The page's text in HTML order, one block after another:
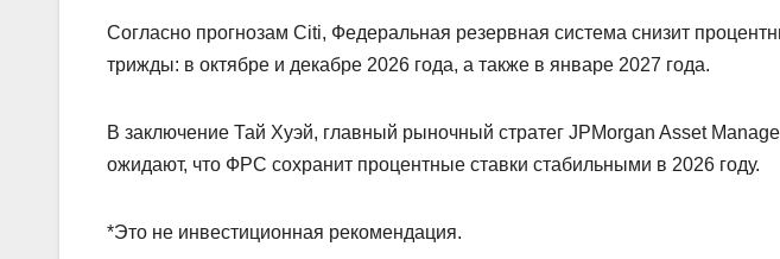
Согласно прогнозам Citi, Федеральная резервная система снизит
трижды: в октябре и декабре 2026 года, а также в январе 2027 года.
В заключение Тай Хуэй, главный рыночный стратег JPMorgan Asset
ожидают, что ФРС сохранит процентные ставки стабильными в 2026 году.
*Это не инвестиционная рекомендация.